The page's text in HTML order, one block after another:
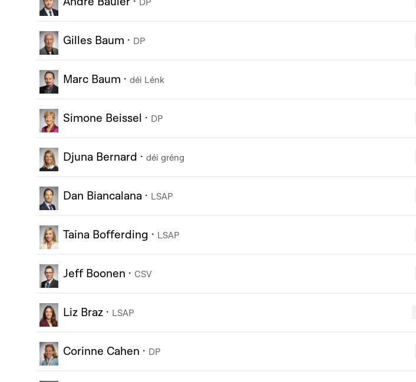
DP
Gilles Baum · DP
Marc Baum · déi Lénk
Simone Beissel · DP
Djuna Bernard · déi gréng
Dan Biancalana · LSAP
Taina Bofferding · LSAP
Jeff Boonen · CSV
Liz Braz · LSAP
Corinne Cahen · DP